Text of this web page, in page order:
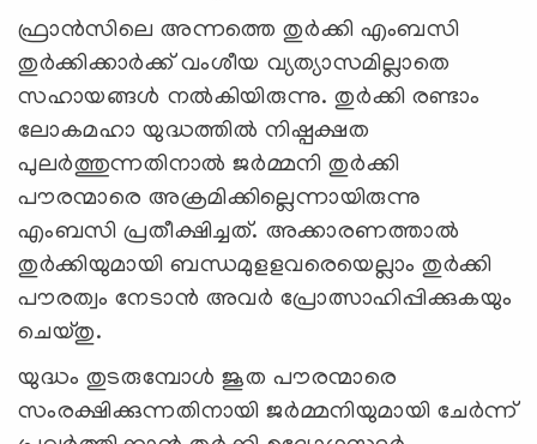
ഫ്രാൻസിലെ അന്നത്തെ തുർക്കി എംബസി
തുർക്കിക്കാർക്ക് വംശീയ വ്യത്യാസമില്ലാതെ
സഹായങ്ങൾ നൽകിയിരുന്നു. തുർക്കി രണ്ടാം
ലോകമഹാ യുദ്ധത്തിൽ നിഷ്പക്ഷത
പുലർത്തുന്നതിനാൽ ജർമ്മനി തുർക്കി
പൗരന്മാരെ അക്രമിക്കില്ലെന്നായിരുന്നു
എംബസി പ്രതീക്ഷിച്ചത്. അക്കാരണത്താൽ
തുർക്കിയുമായി ബന്ധമുളളവരെയെല്ലാം തുർക്കി
പൗരത്വം നേടാൻ അവർ പ്രോത്സാഹിപ്പിക്കുകയും
ചെയ്തു.
യുദ്ധം തുടരുമ്പോൾ ജൂത പൗരന്മാരെ
സംരക്ഷിക്കുന്നതിനായി ജർമ്മനിയുമായി ചേർന്ന്